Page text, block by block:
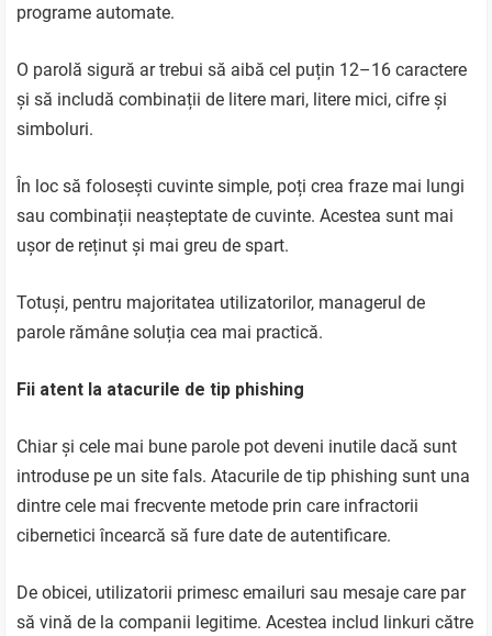
programe automate.
O parolă sigură ar trebui să aibă cel puțin 12–16 caractere
și să includă combinații de litere mari, litere mici, cifre și
simboluri.
În loc să folosești cuvinte simple, poți crea fraze mai lungi
sau combinații neașteptate de cuvinte. Acestea sunt mai
ușor de reținut și mai greu de spart.
Totuși, pentru majoritatea utilizatorilor, managerul de
parole rămâne soluția cea mai practică.
Fii atent la atacurile de tip phishing
Chiar și cele mai bune parole pot deveni inutile dacă sunt
introduse pe un site fals. Atacurile de tip phishing sunt una
dintre cele mai frecvente metode prin care infractorii
cibernetici încearcă să fure date de autentificare.
De obicei, utilizatorii primesc emailuri sau mesaje care par
să vină de la companii legitime. Acestea includ linkuri către